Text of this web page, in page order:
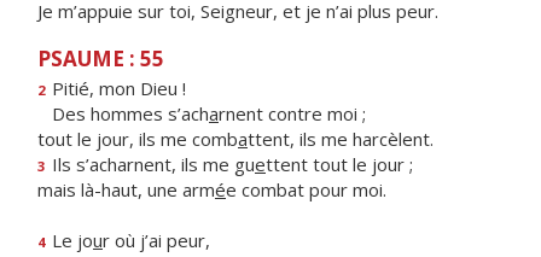
Je m’appuie sur toi, Seigneur, et je n’ai plus peur.
PSAUME : 55
2 Pitié, mon Dieu !
Des hommes s’acharnent contre moi ;
tout le jour, ils me combattent, ils me harcèlent.
3 Ils s’acharnent, ils me guettent tout le jour ;
mais là-haut, une armée combat pour moi.
4 Le jour où j’ai peur,